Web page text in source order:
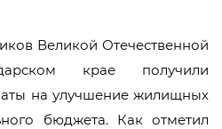
Великой Отечественной
крае получили
на улучшение жилищных
бюджета. Как отметил